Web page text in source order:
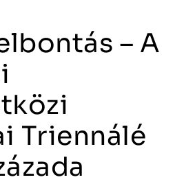
– A
Triennálé